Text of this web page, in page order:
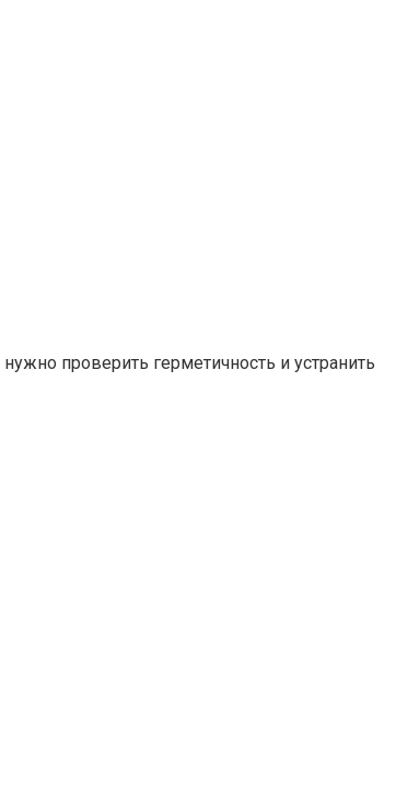
проверить герметичность и устранить